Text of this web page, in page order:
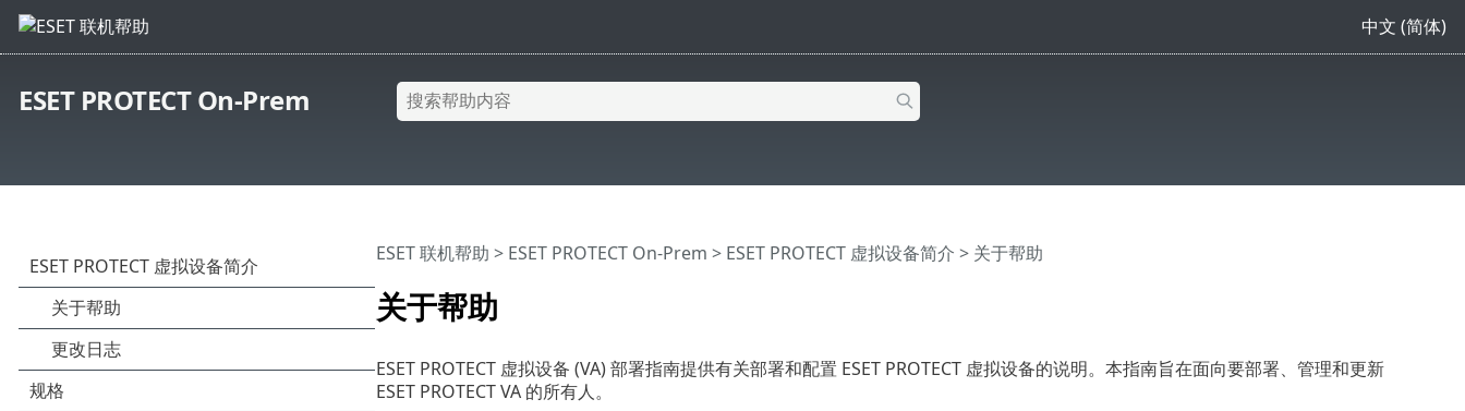
中文 (简体)
ESET PROTECT On-Prem
关于帮助
ESET 联机帮助 > ESET PROTECT On-Prem > ESET PROTECT 虚拟设备简介 > 关于帮助
ESET PROTECT 虚拟设备 (VA) 部署指南提供有关部署和配置 ESET PROTECT 虚拟设备的说明。本指南旨在面向要部署、管理和更新
ESET PROTECT VA 的所有人。